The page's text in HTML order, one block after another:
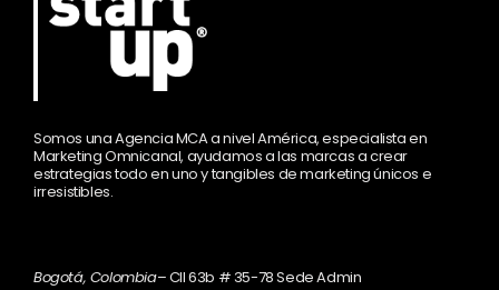
Somos una Agencia MCA a nivel América, especialista en
Marketing Omnicanal, ayudamos a las marcas a crear
estrategias todo en uno y tangibles de marketing únicos e
irresistibles.
Bogotá, Colombia– Cll 63b # 35-78 Sede Admin